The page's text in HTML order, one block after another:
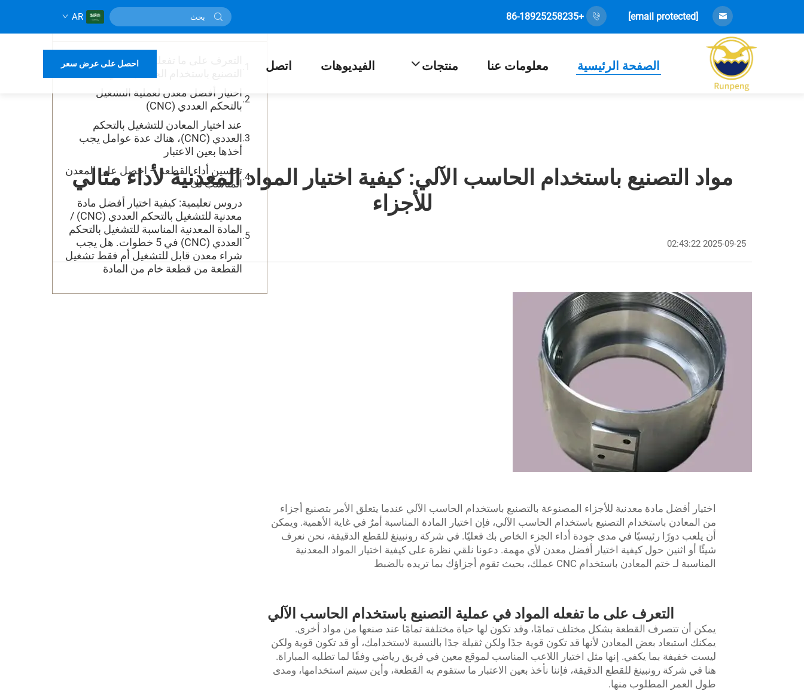
[email protected]
+86-18925258235
AR
الصفحة الرئيسية معلومات عنا منتجات الفيديوهات اتصل احصل على عرض سعر
مواد التصنيع باستخدام الحاسب الآلي: كيفية اختيار المواد المعدنية لأداء مثالي
للأجزاء
2025-09-25 02:43:22
اختيار أفضل مادة معدنية للأجزاء المصنوعة بالتصنيع باستخدام الحاسب الآلي عندما يتعلق الأمر بتصنيع أجزاء
من المعادن باستخدام التصنيع باستخدام الحاسب الآلي، فإن اختيار المادة المناسبة أمرٌ في غاية الأهمية. ويمكن
أن يلعب دورًا رئيسيًا في مدى جودة أداء الجزء الخاص بك فعليًا. في شركة رونبينغ للقطع الدقيقة، نحن نعرف
شيئًا أو اثنين حول كيفية اختيار أفضل معدن لأي مهمة. دعونا نلقي نظرة على كيفية اختيار المواد المعدنية
المناسبة لـ ختم المعادن باستخدام CNC عملك، بحيث تقوم أجزاؤك بما تريده بالضبط
التعرف على ما تفعله المواد في عملية التصنيع باستخدام الحاسب الآلي
يمكن أن تتصرف القطعة بشكل مختلف تمامًا، وقد تكون لها حياة مختلفة تمامًا عند صنعها من مواد أخرى.
يمكنك استبعاد بعض المعادن لأنها قد تكون قوية جدًا ولكن ثقيلة جدًا بالنسبة لاستخدامك، أو قد تكون قوية ولكن
ليست خفيفة بما يكفي. إنها مثل اختيار اللاعب المناسب لموقع معين في فريق رياضي وفقًا لما تطلبه المباراة.
هنا في شركة رونبينغ للقطع الدقيقة، فإننا نأخذ بعين الاعتبار ما ستقوم به القطعة، وأين سيتم استخدامها، ومدى
طول العمر المطلوب منها.
جدول المحتويات
التعرف على ما تفعله المواد في عملية
اختيار أفضل معدن لعملية التشغيل
بالتحكم العددي (CNC)
عند اختيار المعادن للتشغيل بالتحكم
العددي (CNC)، هناك عدة عوامل يجب
أخذها بعين الاعتبار
تحسين أداء القطعة – احصل على المعدن
المناسب لك
دروس تعليمية: كيفية اختيار أفضل مادة
معدنية للتشغيل بالتحكم العددي (CNC) /
المادة المعدنية المناسبة للتشغيل بالتحكم
العددي (CNC) في 5 خطوات. هل يجب
شراء معدن قابل للتشغيل أم فقط تشغيل
القطعة من قطعة خام من المادة